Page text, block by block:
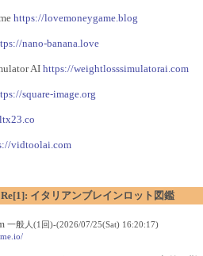
https://lovemoneygame.blog
nano-banana.love
AI https://weightlosssimulatorai.com
square-image.org
vidtoolai.com
Re[1]: イタリアンブレインロット図鑑
一般人(1回)-(2026/07/25(Sat) 16:20:17)